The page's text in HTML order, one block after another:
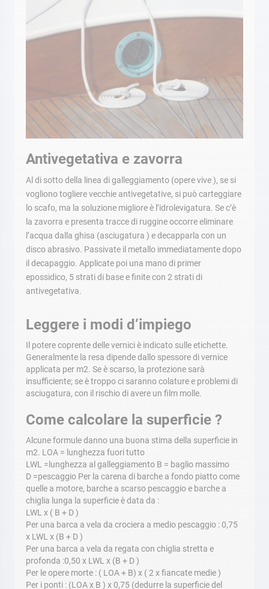
Antivegetativa e zavorra
Al di sotto della linea di galleggiamento (opere vive ), se si
vogliono togliere vecchie antivegetative, si può carteggiare
lo scafo, ma la soluzione migliore è l’idrolevigatura. Se c’è
la zavorra e presenta tracce di ruggine occorre eliminare
l’acqua dalla ghisa (asciugatura ) e decapparla con un
disco abrasivo. Passivate il metallo immediatamente dopo
il decapaggio. Applicate poi una mano di primer
epossidico, 5 strati di base e finite con 2 strati di
antivegetativa.
Leggere i modi d’impiego
Il potere coprente delle vernici è indicato sulle etichette.
Generalmente la resa dipende dallo spessore di vernice
applicata per m2. Se è scarso, la protezione sarà
insufficiente; se è troppo ci saranno colature e problemi di
asciugatura, con il rischio di avere un film molle.
Come calcolare la superficie ?
Alcune formule danno una buona stima della superficie in
m2. LOA = lunghezza fuori tutto
LWL =lunghezza al galleggiamento B = baglio massimo
D =pescaggio Per la carena di barche a fondo piatto come
quelle a motore, barche a scarso pescaggio e barche a
chiglia lunga la superficie è data da :
LWL x ( B + D )
Per una barca a vela da crociera a medio pescaggio : 0,75
x LWL x (B + D )
Per una barca a vela da regata con chiglia stretta e
profonda :0,50 x LWL x (B + D )
Per le opere morte : ( LOA + B) x ( 2 x fiancate medie )
Per i ponti : (LOA x B ) x 0,75 (dedurre la superficie del